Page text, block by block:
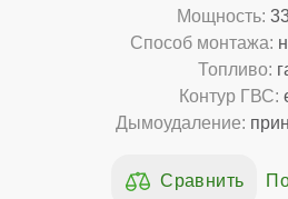
Мощность:
Способ монтажа:
Топливо:
Контур ГВС:
Дымоудаление: